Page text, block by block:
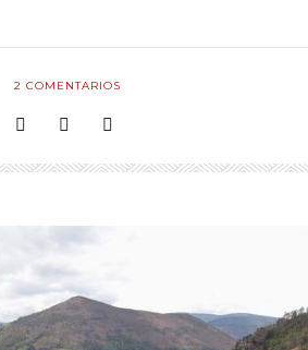
2 COMENTARIOS